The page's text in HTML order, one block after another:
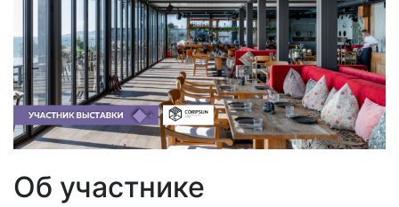
Об участнике